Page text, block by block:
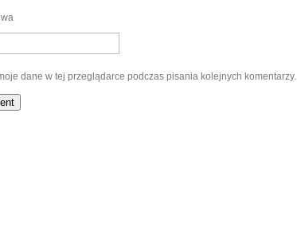
dane w tej przeglądarce podczas pisania kolejnych komentarzy.